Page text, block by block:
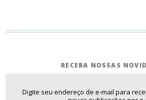
RECEBA NOSSAS
Digite seu endereço de e-mail para